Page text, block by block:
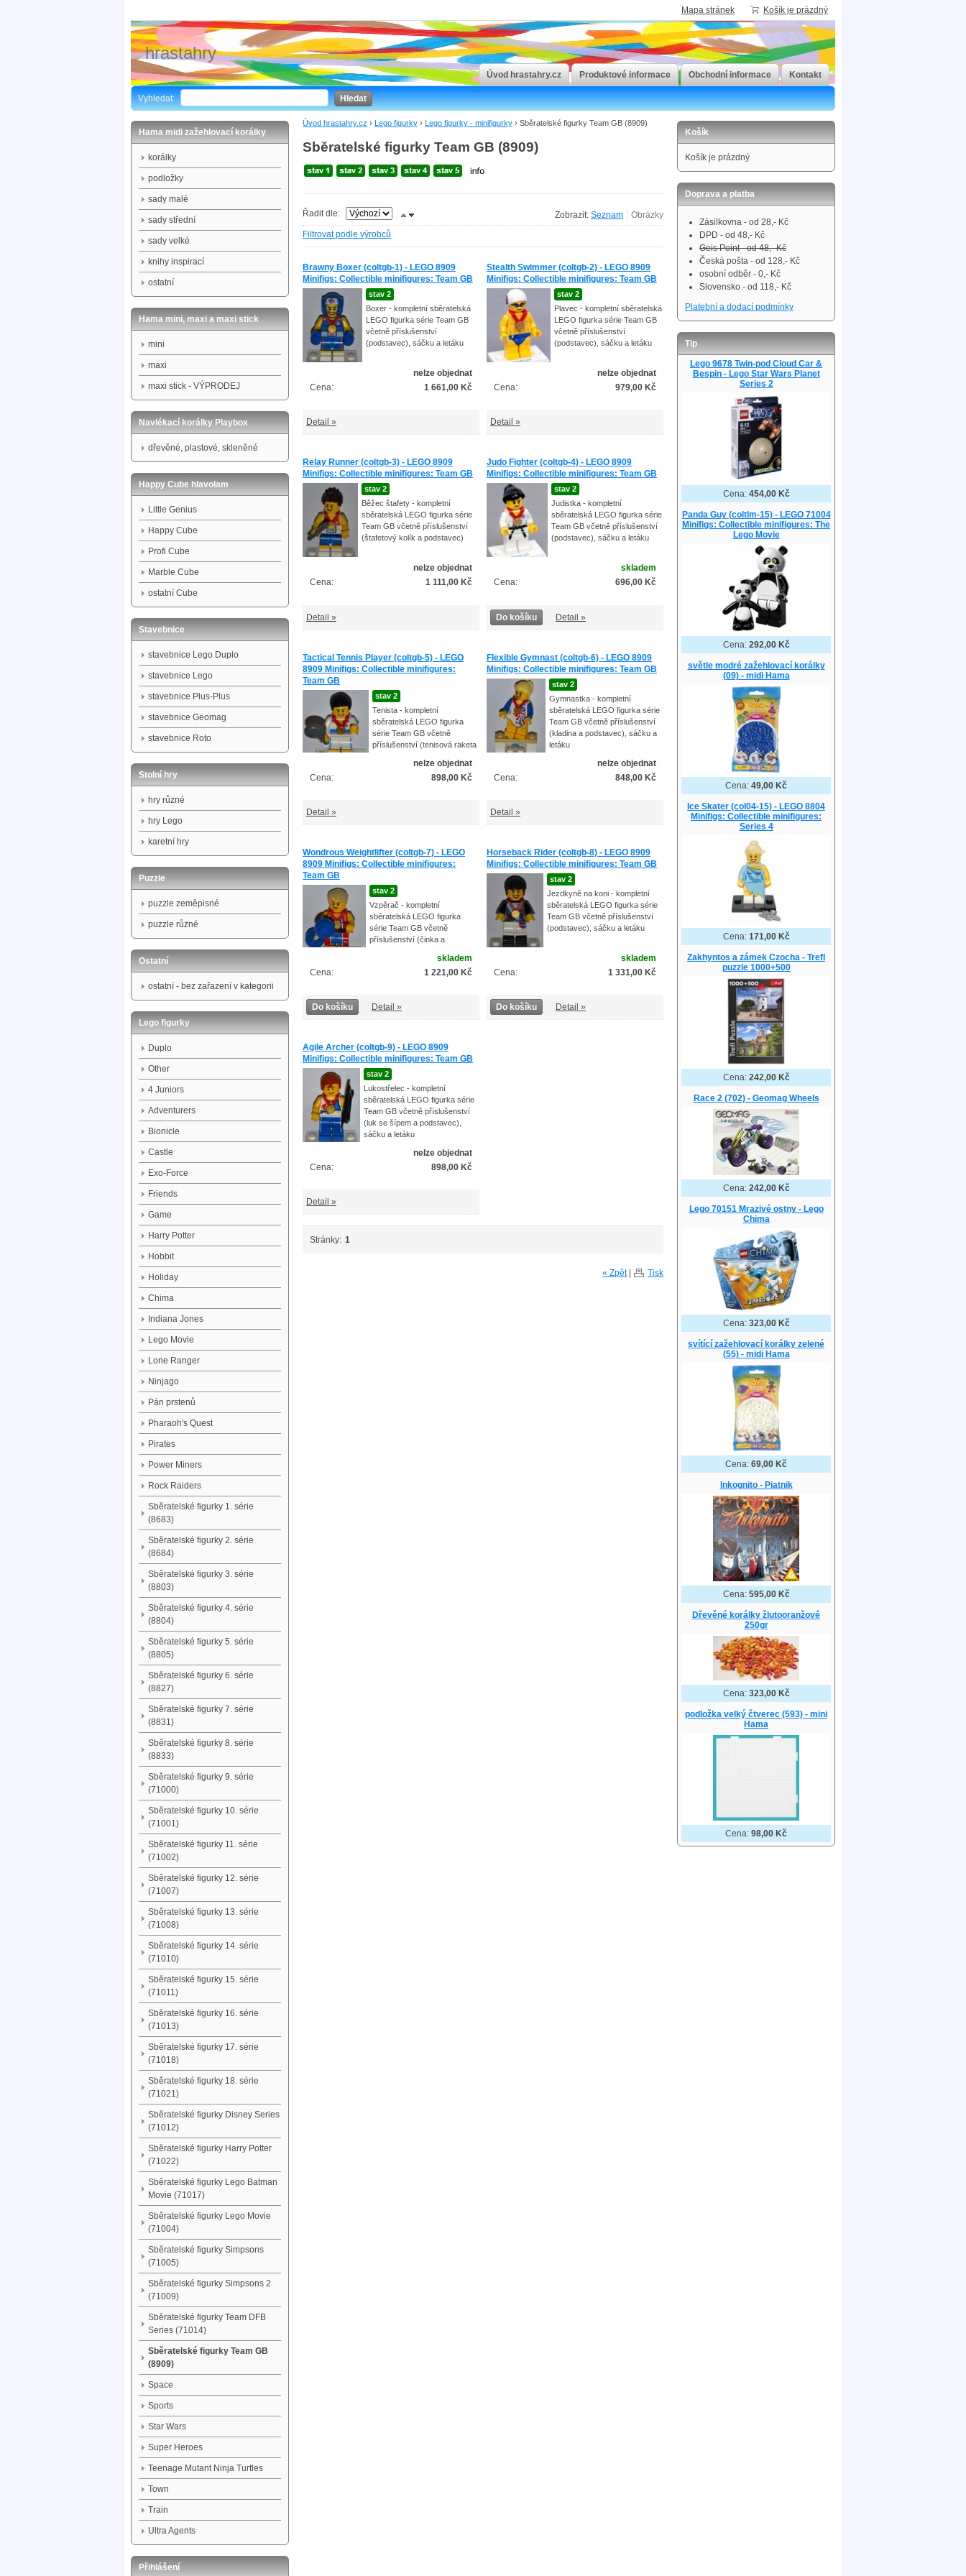
Košík je prázdný
Mapa stránek
hrastahry
Vyhledat: Hledat
Úvod hrastahry.cz Produktové informace Obchodní informace Kontakt
Úvod hrastahry.cz › Lego figurky › Lego figurky - minifigurky › Sběratelské figurky Team GB (8909)
Sběratelské figurky Team GB (8909)
Zobrazit:
Řadit dle:
Filtrovat podle výrobců
Brawny Boxer (coltgb-1) - LEGO 8909
Minifigs: Collectible minifigures: Team GB
stav 2
Boxer - kompletní sběratelská
LEGO figurka série Team GB
včetně příslušenství
(podstavec), sáčku a letáku
nelze objednat
1 661,00 Kč
Cena:
Detail »
Stealth Swimmer (coltgb-2) - LEGO 8909
Minifigs: Collectible minifigures: Team GB
stav 2
Plavec - kompletní sběratelská
LEGO figurka série Team GB
včetně příslušenství
(podstavec), sáčku a letáku
nelze objednat
979,00 Kč
Cena:
Detail »
Relay Runner (coltgb-3) - LEGO 8909
Minifigs: Collectible minifigures: Team GB
stav 2
Běžec štafety - kompletní
sběratelská LEGO figurka série
Team GB včetně příslušenství
(štafetový kolík a podstavec)
nelze objednat
1 111,00 Kč
Cena:
Detail »
Judo Fighter (coltgb-4) - LEGO 8909
Minifigs: Collectible minifigures: Team GB
stav 2
Judistka - kompletní
sběratelská LEGO figurka série
Team GB včetně příslušenství
(podstavec), sáčku a letáku
skladem
696,00 Kč
Cena:
Do košíku Detail »
Tactical Tennis Player (coltgb-5) - LEGO
8909 Minifigs: Collectible minifigures:
Team GB
stav 2
Tenista - kompletní
sběratelská LEGO figurka
série Team GB včetně
příslušenství (tenisová raketa
nelze objednat
898,00 Kč
Cena:
Detail »
Flexible Gymnast (coltgb-6) - LEGO 8909
Minifigs: Collectible minifigures: Team GB
stav 2
Gymnastka - kompletní
sběratelská LEGO figurka série
Team GB včetně příslušenství
(kladina a podstavec), sáčku a
letáku
nelze objednat
848,00 Kč
Cena:
Detail »
Wondrous Weightlifter (coltgb-7) - LEGO
8909 Minifigs: Collectible minifigures:
Team GB
stav 2
Vzpěrač - kompletní
sběratelská LEGO figurka
série Team GB včetně
příslušenství (činka a
skladem
1 221,00 Kč
Cena:
Do košíku Detail »
Horseback Rider (coltgb-8) - LEGO 8909
Minifigs: Collectible minifigures: Team GB
stav 2
Jezdkyně na koni - kompletní
sběratelská LEGO figurka série
Team GB včetně příslušenství
(podstavec), sáčku a letáku
skladem
1 331,00 Kč
Cena:
Do košíku Detail »
Agile Archer (coltgb-9) - LEGO 8909
Minifigs: Collectible minifigures: Team GB
stav 2
Lukostřelec - kompletní
sběratelská LEGO figurka série
Team GB včetně příslušenství
(luk se šípem a podstavec),
sáčku a letáku
nelze objednat
898,00 Kč
Cena:
Detail »
Stránky: 1
« Zpět| Tisk
Hama midi zažehlovací korálky
korálky
podložky
sady malé
sady střední
sady velké
knihy inspirací
ostatní
Hama mini, maxi a maxi stick
mini
maxi
maxi stick - VÝPRODEJ
Navlékací korálky Playbox
dřevěné, plastové, skleněné
Happy Cube hlavolam
Little Genius
Happy Cube
Profi Cube
Marble Cube
ostatní Cube
Stavebnice
stavebnice Lego Duplo
stavebnice Lego
stavebnice Plus-Plus
stavebnice Geomag
stavebnice Roto
Stolní hry
hry různé
hry Lego
karetní hry
Puzzle
puzzle zeměpisné
puzzle různé
Ostatní
ostatní - bez zařazení v kategorii
Lego figurky
Duplo
Other
4 Juniors
Adventurers
Bionicle
Castle
Exo-Force
Friends
Game
Harry Potter
Hobbit
Holiday
Chima
Indiana Jones
Lego Movie
Lone Ranger
Ninjago
Pán prstenů
Pharaoh's Quest
Pirates
Power Miners
Rock Raiders
Sběratelské figurky 1. série
(8683)
Sběratelské figurky 2. série
(8684)
Sběratelské figurky 3. série
(8803)
Sběratelské figurky 4. série
(8804)
Sběratelské figurky 5. série
(8805)
Sběratelské figurky 6. série
(8827)
Sběratelské figurky 7. série
(8831)
Sběratelské figurky 8. série
(8833)
Sběratelské figurky 9. série
(71000)
Sběratelské figurky 10. série
(71001)
Sběratelské figurky 11. série
(71002)
Sběratelské figurky 12. série
(71007)
Sběratelské figurky 13. série
(71008)
Sběratelské figurky 14. série
(71010)
Sběratelské figurky 15. série
(71011)
Sběratelské figurky 16. série
(71013)
Sběratelské figurky 17. série
(71018)
Sběratelské figurky 18. série
(71021)
Sběratelské figurky Disney Series
(71012)
Sběratelské figurky Harry Potter
(71022)
Sběratelské figurky Lego Batman
Movie (71017)
Sběratelské figurky Lego Movie
(71004)
Sběratelské figurky Simpsons
(71005)
Sběratelské figurky Simpsons 2
(71009)
Sběratelské figurky Team DFB
Series (71014)
Sběratelské figurky Team GB
(8909)
Space
Sports
Star Wars
Super Heroes
Teenage Mutant Ninja Turtles
Town
Train
Ultra Agents
Přihlášení
Košík
Košík je prázdný
Doprava a platba
Zásilkovna - od 28,- Kč
DPD - od 48,- Kč
Geis Point - od 48,- Kč
Česká pošta - od 128,- Kč
osobní odběr - 0,- Kč
Slovensko - od 118,- Kč
Platební a dodací podmínky
Tip
Lego 9678 Twin-pod Cloud Car &
Bespin - Lego Star Wars Planet
Series 2
Cena: 454,00 Kč
Panda Guy (coltlm-15) - LEGO 71004
Minifigs: Collectible minifigures: The
Lego Movie
Cena: 292,00 Kč
světle modré zažehlovací korálky
(09) - midi Hama
Cena: 49,00 Kč
Ice Skater (col04-15) - LEGO 8804
Minifigs: Collectible minifigures:
Series 4
Cena: 171,00 Kč
Zakhyntos a zámek Czocha - Trefl
puzzle 1000+500
Cena: 242,00 Kč
Race 2 (702) - Geomag Wheels
Cena: 242,00 Kč
Lego 70151 Mrazivé ostny - Lego
Chima
Cena: 323,00 Kč
svítící zažehlovací korálky zelené
(55) - midi Hama
Cena: 69,00 Kč
Inkognito - Piatnik
Cena: 595,00 Kč
Dřevěné korálky žlutooranžové
250gr
Cena: 323,00 Kč
podložka velký čtverec (593) - mini
Hama
Cena: 98,00 Kč